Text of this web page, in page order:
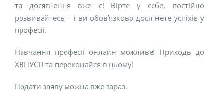
та досягнення вже є! Вірте у себе, постійно
розвивайтесь – і ви обов’язково досягнете успіхів у
професії.
Навчання професії онлайн можливе! Приходь до
ХВПУСП та переконайся в цьому!
Подати заяву можна вже зараз.